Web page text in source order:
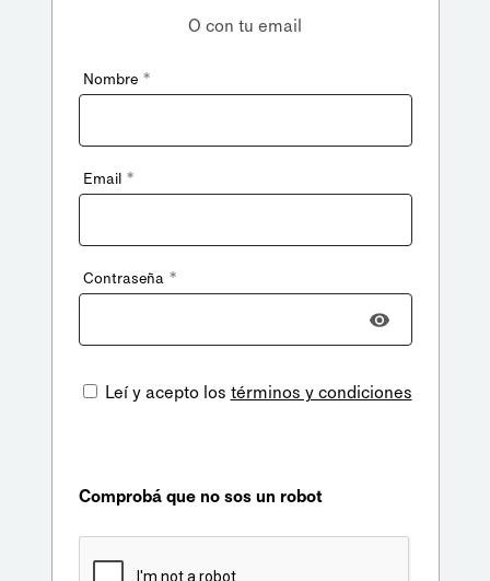
O con tu email
Nombre *
Email *
Contraseña *
Leí y acepto los términos y condiciones
Comprobá que no sos un robot